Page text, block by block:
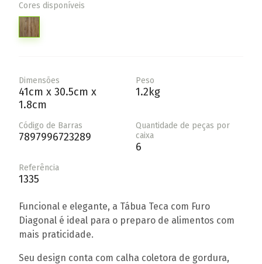
Cores disponíveis
Dimensões
41cm x 30.5cm x
1.8cm
Peso
1.2kg
Código de Barras
7897996723289
Quantidade de peças por
caixa
6
Referência
1335
Funcional e elegante, a Tábua Teca com Furo
Diagonal é ideal para o preparo de alimentos com
mais praticidade.
Seu design conta com calha coletora de gordura,